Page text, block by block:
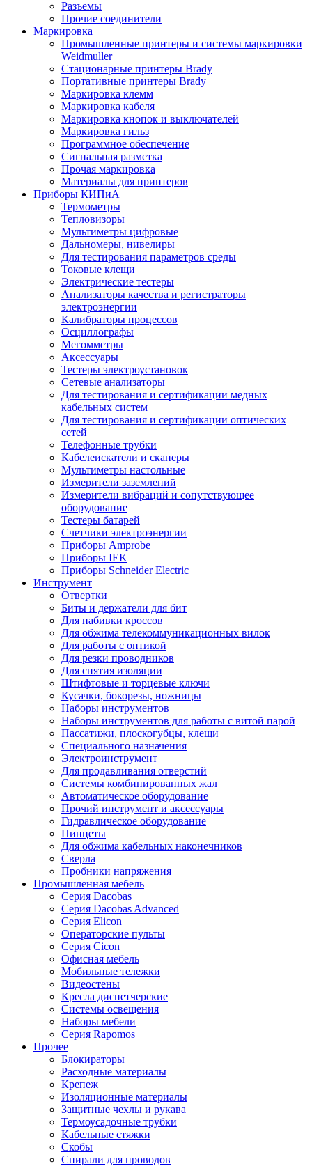
Разъемы
Прочие соединители
Маркировка
Промышленные принтеры и системы маркировки
Weidmuller
Стационарные принтеры Brady
Портативные принтеры Brady
Маркировка клемм
Маркировка кабеля
Маркировка кнопок и выключателей
Маркировка гильз
Программное обеспечение
Сигнальная разметка
Прочая маркировка
Материалы для принтеров
Приборы КИПиА
Термометры
Тепловизоры
Мультиметры цифровые
Дальномеры, нивелиры
Для тестирования параметров среды
Токовые клещи
Электрические тестеры
Анализаторы качества и регистраторы
электроэнергии
Калибраторы процессов
Осциллографы
Мегомметры
Аксессуары
Тестеры электроустановок
Сетевые анализаторы
Для тестирования и сертификации медных
кабельных систем
Для тестирования и сертификации оптических
сетей
Телефонные трубки
Кабелеискатели и сканеры
Мультиметры настольные
Измерители заземлений
Измерители вибраций и сопутствующее
оборудование
Тестеры батарей
Счетчики электроэнергии
Приборы Amprobe
Приборы IEK
Приборы Schneider Electric
Инструмент
Отвертки
Биты и держатели для бит
Для набивки кроссов
Для обжима телекоммуникационных вилок
Для работы с оптикой
Для резки проводников
Для снятия изоляции
Штифтовые и торцевые ключи
Кусачки, бокорезы, ножницы
Наборы инструментов
Наборы инструментов для работы с витой парой
Пассатижи, плоскогубцы, клещи
Специального назначения
Электроинструмент
Для продавливания отверстий
Системы комбинированных жал
Автоматическое оборудование
Прочий инструмент и аксессуары
Гидравлическое оборудование
Пинцеты
Для обжима кабельных наконечников
Сверла
Пробники напряжения
Промышленная мебель
Серия Dacobas
Серия Dacobas Advanced
Серия Elicon
Операторские пульты
Серия Cicon
Офисная мебель
Мобильные тележки
Видеостены
Кресла диспетчерские
Системы освещения
Наборы мебели
Серия Rapomos
Прочее
Блокираторы
Расходные материалы
Крепеж
Изоляционные материалы
Защитные чехлы и рукава
Термоусадочные трубки
Кабельные стяжки
Скобы
Спирали для проводов